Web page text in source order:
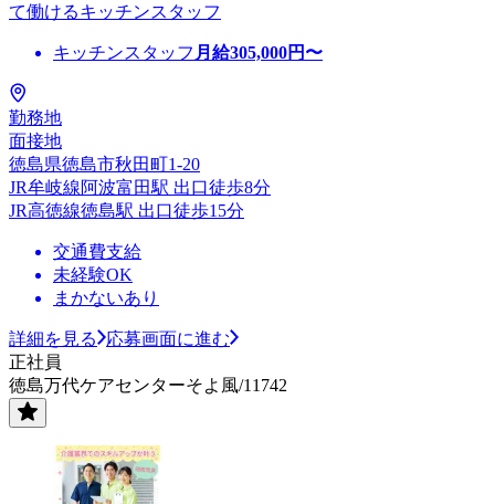
て働けるキッチンスタッフ
キッチンスタッフ 月給305,000円〜
勤務地
面接地
徳島県徳島市秋田町1-20
JR牟岐線阿波富田駅 出口徒歩8分
JR高徳線徳島駅 出口徒歩15分
交通費支給
未経験OK
まかないあり
詳細を見る
応募画面に進む
正社員
徳島万代ケアセンターそよ風/11742